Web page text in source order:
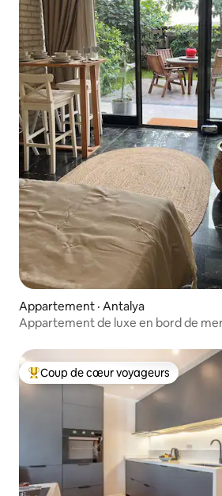
Appartement · Antalya
Appartement de luxe en bord de
Coup de cœur voyageurs parmi les
Coup de cœur voyageurs